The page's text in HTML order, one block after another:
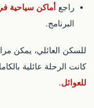
راجع أماكن سياحية
البرنامج.
للسكن العائلي، يمكن
كانت الرحلة عائلية
للعوائل.